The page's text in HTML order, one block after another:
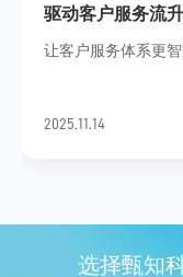
驱动客户服务流
让客户服务体系更
2025.11.14
选择甄知